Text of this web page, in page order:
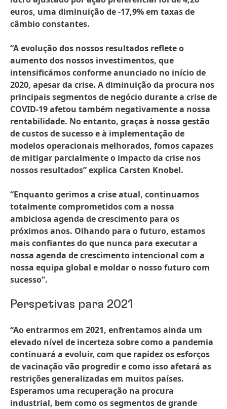
euros, uma diminuição de -17,9% em taxas de
câmbio constantes.
“A evolução dos nossos resultados reflete o
aumento dos nossos investimentos, que
intensificámos conforme anunciado no início de
2020, apesar da crise. A diminuição da procura nos
principais segmentos de negócio durante a crise de
COVID-19 afetou também negativamente a nossa
rentabilidade. No entanto, graças à nossa gestão
de custos de sucesso e à implementação de
modelos operacionais melhorados, fomos capazes
de mitigar parcialmente o impacto da crise nos
nossos resultados” explica Carsten Knobel.
“Enquanto gerimos a crise atual, continuamos
totalmente comprometidos com a nossa
ambiciosa agenda de crescimento para os
próximos anos. Olhando para o futuro, estamos
mais confiantes do que nunca para executar a
nossa agenda de crescimento intencional com a
nossa equipa global e moldar o nosso futuro com
sucesso”.
Perspetivas para 2021
“Ao entrarmos em 2021, enfrentamos ainda um
elevado nível de incerteza sobre como a pandemia
continuará a evoluir, com que rapidez os esforços
de vacinação vão progredir e como isso afetará as
restrições generalizadas em muitos países.
Esperamos uma recuperação na procura
industrial, bem como os segmentos de grande